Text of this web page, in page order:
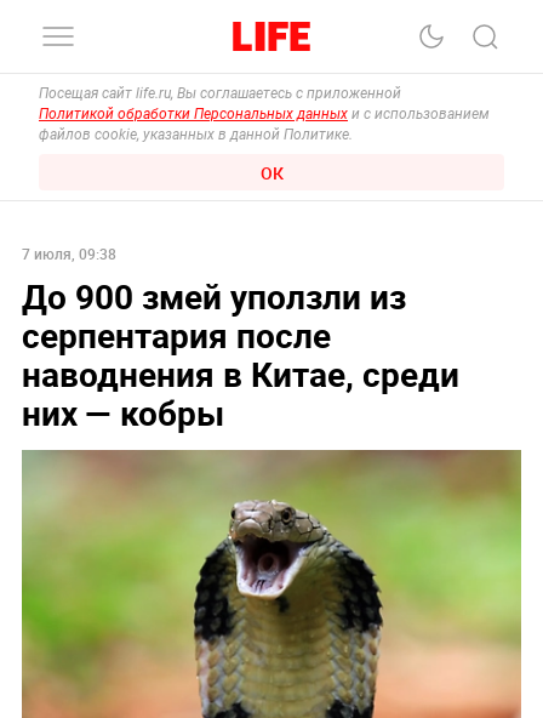
Посещая сайт life.ru, Вы соглашаетесь с приложенной
Политикой обработки Персональных данных и с использованием
файлов cookie, указанных в данной Политике.
ОК
7 июля, 09:38
До 900 змей уползли из
серпентария после
наводнения в Китае, среди
них — кобры